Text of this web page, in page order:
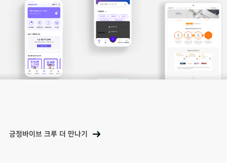
ONES PEOPLE
긍정바이브 크루 더 만나기